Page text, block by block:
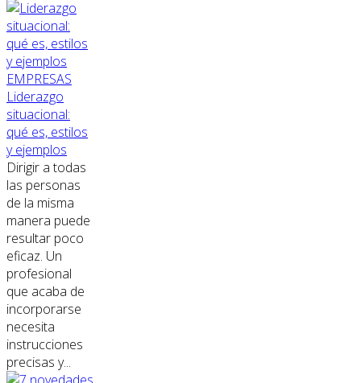
EMPRESAS
Liderazgo
situacional:
qué es, estilos
y ejemplos
Dirigir a todas
las personas
de la misma
manera puede
resultar poco
eficaz. Un
profesional
que acaba de
incorporarse
necesita
instrucciones
precisas y...